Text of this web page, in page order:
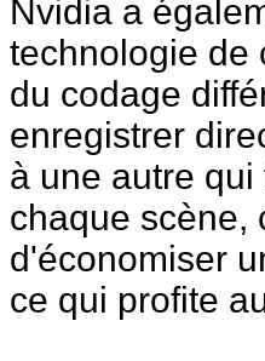
Nvidia a
technologie de
du codage
enregistrer
à une autre
chaque scène,
d'économiser
ce qui profite